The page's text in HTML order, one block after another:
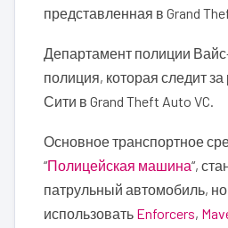
представленная в Grand
Департамент полиции
полиция, которая следит
Сити в Grand Theft Auto VC.
Основное транспортное
“Полицейская машина“,
патрульный автомобиль,
использовать Enforcers,